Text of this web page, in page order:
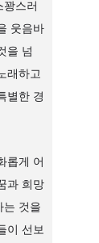
스러
웃음바
을 넘
래하고
별한 경
롭게 어
과 희망
는 것을
이 선보